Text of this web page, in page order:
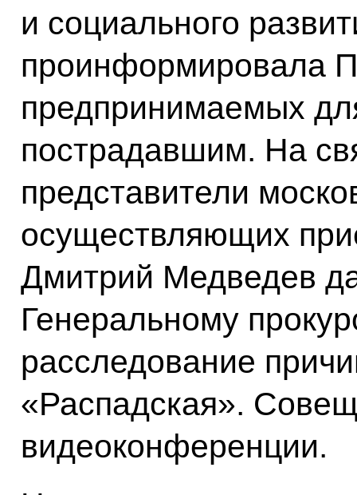
и социального
проинформировала
предпринимаемых
пострадавшим. На
представители
осуществляющих
Дмитрий Медведев
Генеральному
расследование
«Распадская».
видеоконференции.